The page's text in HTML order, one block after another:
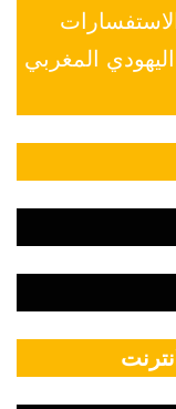
المغربي